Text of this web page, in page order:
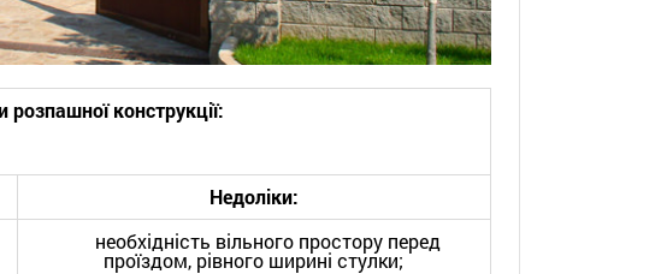
розпашної конструкції:
Недоліки:
необхідність вільного простору перед
проїздом, рівного ширині стулки;